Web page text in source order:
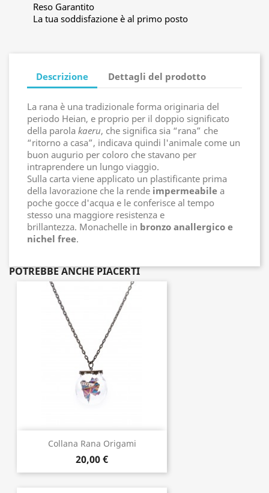
Reso Garantito
La tua soddisfazione è al primo posto
Descrizione Dettagli del prodotto
La rana è una tradizionale forma originaria del
periodo Heian, e proprio per il doppio significato
della parola kaeru, che significa sia “rana” che
“ritorno a casa”, indicava quindi l'animale come un
buon augurio per coloro che stavano per
intraprendere un lungo viaggio.
Sulla carta viene applicato un plastificante prima
della lavorazione che la rende impermeabile a
poche gocce d'acqua e le conferisce al tempo
stesso una maggiore resistenza e
brillantezza. Monachelle in bronzo anallergico e
nichel free.
POTREBBE ANCHE PIACERTI
Collana Rana Origami
20,00 €